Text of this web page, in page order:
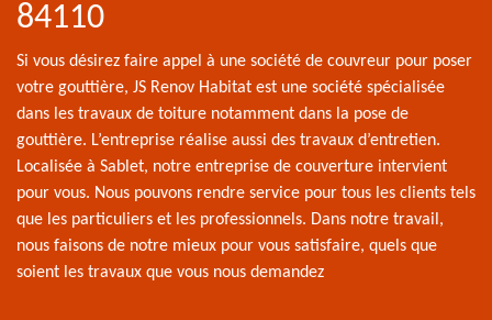
84110
Si vous désirez faire appel à une société de couvreur pour poser
votre gouttière, JS Renov Habitat est une société spécialisée
dans les travaux de toiture notamment dans la pose de
gouttière. L’entreprise réalise aussi des travaux d’entretien.
Localisée à Sablet, notre entreprise de couverture intervient
pour vous. Nous pouvons rendre service pour tous les clients tels
que les particuliers et les professionnels. Dans notre travail,
nous faisons de notre mieux pour vous satisfaire, quels que
soient les travaux que vous nous demandez